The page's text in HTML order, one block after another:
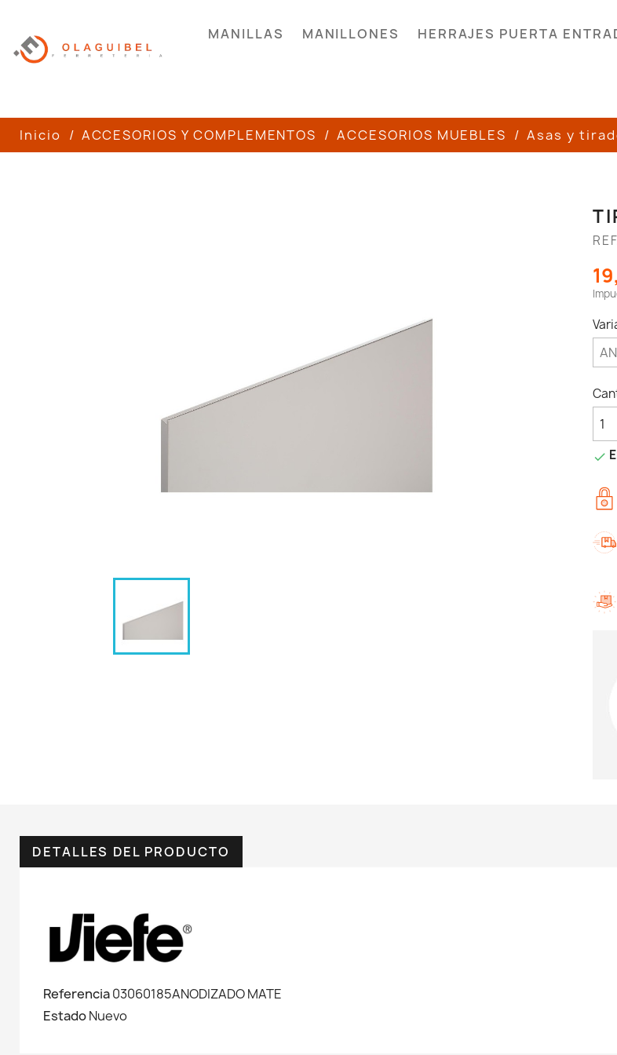
MANILLAS MANILLONES HERRAJES PUERTA
Inicio ACCESORIOS Y COMPLEMENTOS ACCESORIOS MUEBLES Asas y

DETALLES DEL PRODUCTO
Referencia03060185ANODIZADO MATE
EstadoNuevo